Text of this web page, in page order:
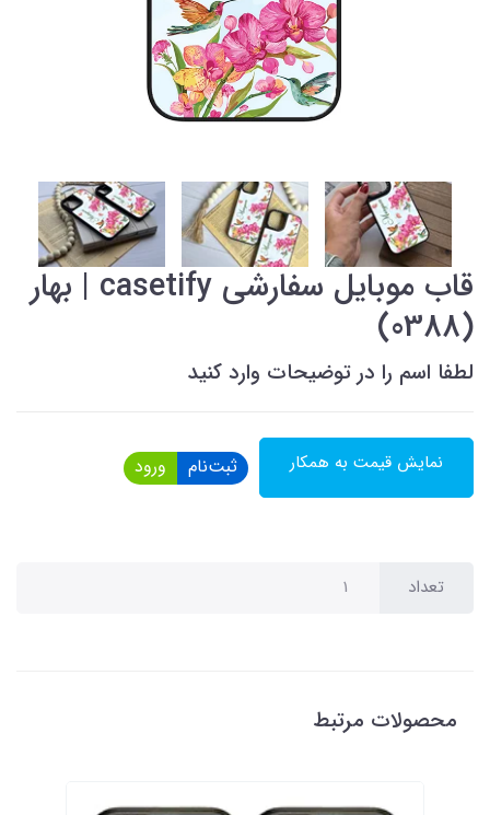
قاب موبایل سفارشی casetify | بهار
(0388)
لطفا اسم را در توضیحات وارد کنید
نمایش قیمت به همکار ثبت‌نام ورود
تعداد
محصولات مرتبط